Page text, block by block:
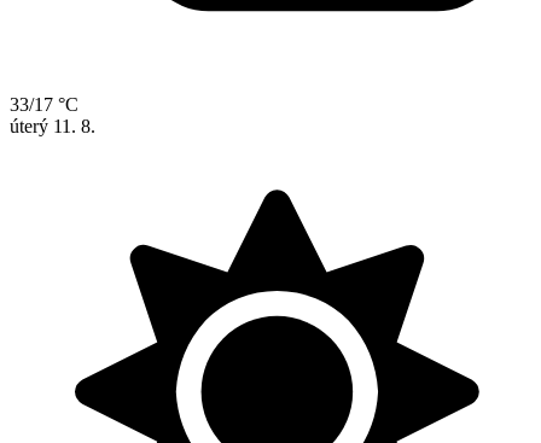
33/17 °C
úterý 11. 8.